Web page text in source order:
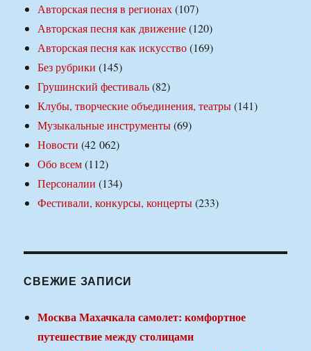
Авторская песня в регионах(107)
Авторская песня как движение(120)
Авторская песня как искусство(169)
Без рубрики (145)
Грушинский фестиваль(82)
Клубы, творческие объединения, театры(141)
Музыкальные инструменты(69)
Новости (42 062)
Обо всем(112)
Персоналии (134)
Фестивали, конкурсы, концерты(233)
СВЕЖИЕ ЗАПИСИ
Москва Махачкала самолет: комфортное
путешествие между столицами